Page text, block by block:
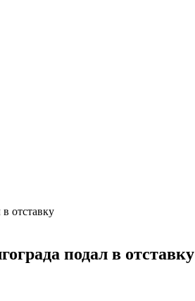
отставку
подал в отставку